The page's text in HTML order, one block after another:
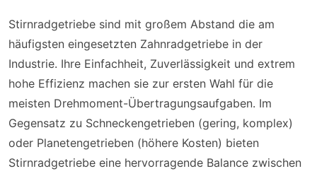
Stirnradgetriebe sind mit großem Abstand die am
häufigsten eingesetzten Zahnradgetriebe in der
Industrie. Ihre Einfachheit, Zuverlässigkeit und extrem
hohe Effizienz machen sie zur ersten Wahl für die
meisten Drehmoment-Übertragungsaufgaben. Im
Gegensatz zu Schneckengetrieben (gering, komplex)
oder Planetengetrieben (höhere Kosten) bieten
Stirnradgetriebe eine hervorragende Balance zwischen